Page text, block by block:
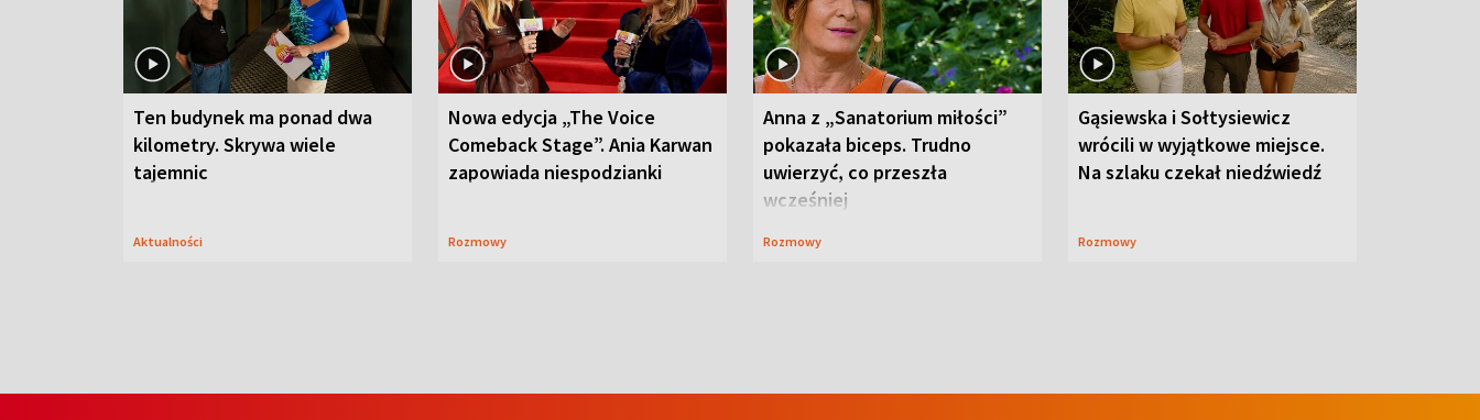
Ten budynek ma ponad dwa
kilometry. Skrywa wiele
tajemnic
Aktualności
Nowa edycja „The Voice
Comeback Stage”. Ania Karwan
zapowiada niespodzianki
Rozmowy
Anna z „Sanatorium miłości”
pokazała biceps. Trudno
uwierzyć, co przeszła
wcześniej
Rozmowy
Gąsiewska i Sołtysiewicz
wrócili w wyjątkowe miejsce.
Na szlaku czekał niedźwiedź
Rozmowy